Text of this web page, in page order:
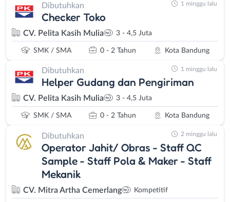
Dibutuhkan
Checker Toko
CV. Pelita Kasih Mulia 3 - 4,5 Juta
SMK / SMA 0 - 2 Tahun Kota Bandung
1 minggu lalu
Dibutuhkan
Helper Gudang dan Pengiriman
CV. Pelita Kasih Mulia 3 - 4,5 Juta
SMK / SMA 0 - 2 Tahun Kota Bandung
1 minggu lalu
Dibutuhkan
Operator Jahit/ Obras - Staff QC
Sample - Staff Pola & Maker - Staff
Mekanik
CV. Mitra Artha Cemerlang Kompetitif
2 minggu lalu